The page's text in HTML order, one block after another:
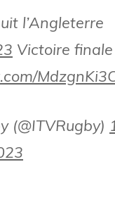
l’Angleterre
Victoire
(@ITVRugby)